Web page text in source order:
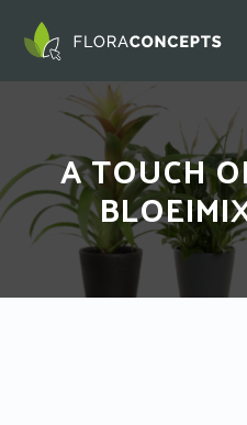
A TOUCH